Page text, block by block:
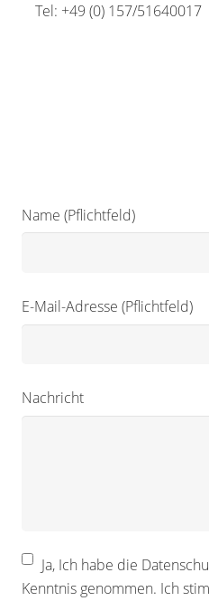
Tel: +49 (0) 157/51640017
Name (Pflichtfeld)
E-Mail-Adresse (Pflichtfeld)
Nachricht
Ja, Ich habe die
Kenntnis genommen. Ich